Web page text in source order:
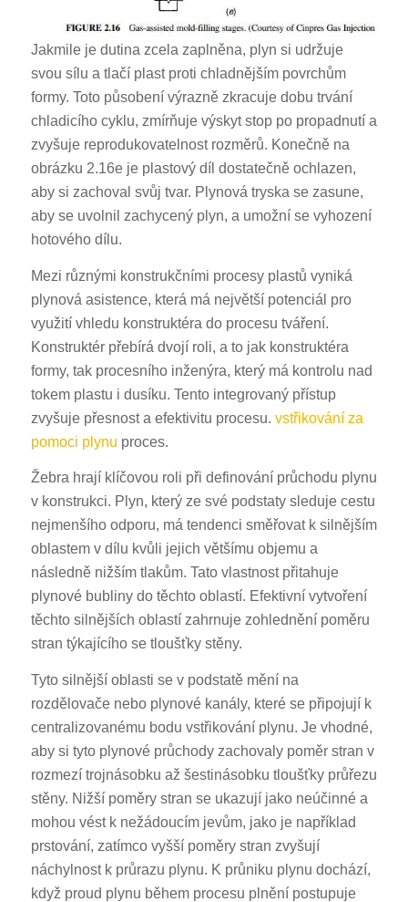
Jakmile je dutina zcela zaplněna, plyn si udržuje
svou sílu a tlačí plast proti chladnějším povrchům
formy. Toto působení výrazně zkracuje dobu trvání
chladicího cyklu, zmírňuje výskyt stop po propadnutí a
zvyšuje reprodukovatelnost rozměrů. Konečně na
obrázku 2.16e je plastový díl dostatečně ochlazen,
aby si zachoval svůj tvar. Plynová tryska se zasune,
aby se uvolnil zachycený plyn, a umožní se vyhození
hotového dílu.
Mezi různými konstrukčními procesy plastů vyniká
plynová asistence, která má největší potenciál pro
využití vhledu konstruktéra do procesu tváření.
Konstruktér přebírá dvojí roli, a to jak konstruktéra
formy, tak procesního inženýra, který má kontrolu nad
tokem plastu i dusíku. Tento integrovaný přístup
zvyšuje přesnost a efektivitu procesu. vstřikování za
pomoci plynu proces.
Žebra hrají klíčovou roli při definování průchodu plynu
v konstrukci. Plyn, který ze své podstaty sleduje cestu
nejmenšího odporu, má tendenci směřovat k silnějším
oblastem v dílu kvůli jejich většímu objemu a
následně nižším tlakům. Tato vlastnost přitahuje
plynové bubliny do těchto oblastí. Efektivní vytvoření
těchto silnějších oblastí zahrnuje zohlednění poměru
stran týkajícího se tloušťky stěny.
Tyto silnější oblasti se v podstatě mění na
rozdělovače nebo plynové kanály, které se připojují k
centralizovanému bodu vstřikování plynu. Je vhodné,
aby si tyto plynové průchody zachovaly poměr stran v
rozmezí trojnásobku až šestinásobku tloušťky průřezu
stěny. Nižší poměry stran se ukazují jako neúčinné a
mohou vést k nežádoucím jevům, jako je například
prstování, zatímco vyšší poměry stran zvyšují
náchylnost k průrazu plynu. K průniku plynu dochází,
když proud plynu během procesu plnění postupuje